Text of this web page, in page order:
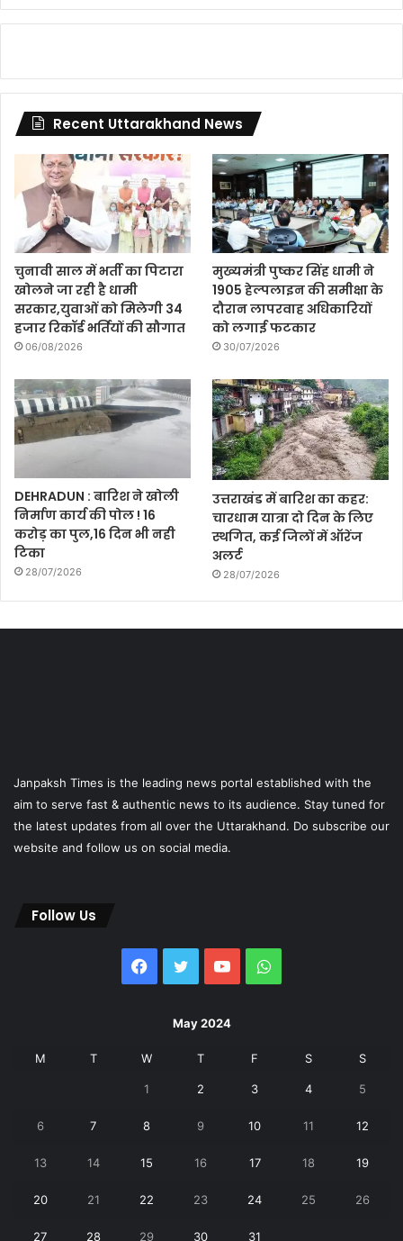
Recent Uttarakhand News
चुनावी साल में भर्ती का पिटारा
खोलने जा रही है धामी
सरकार,युवाओं को मिलेगी 34
हजार रिकॉर्ड भर्तियों की सौगात
06/08/2026
मुख्यमंत्री पुष्कर सिंह धामी ने
1905 हेल्पलाइन की समीक्षा के
दौरान लापरवाह अधिकारियों
को लगाई फटकार
30/07/2026
DEHRADUN : बारिश ने खोली
निर्माण कार्य की पोल ! 16
करोड़ का पुल,16 दिन भी नही
टिका
28/07/2026
उत्तराखंड में बारिश का कहर:
चारधाम यात्रा दो दिन के लिए
स्थगित, कई जिलों में ऑरेंज
अलर्ट
28/07/2026
Janpaksh Times is the leading news portal established with the
aim to serve fast & authentic news to its audience. Stay tuned for
the latest updates from all over the Uttarakhand. Do subscribe our
website and follow us on social media.
Follow Us
Facebook
Twitter YouTubeWhatsApp
May 2024
M T W T F S S
1 2 3 4 5
6 7 8 9 10 11 12
13 14 15 16 17 18 19
20 21 22 23 24 25 26
27 28 29 30 31